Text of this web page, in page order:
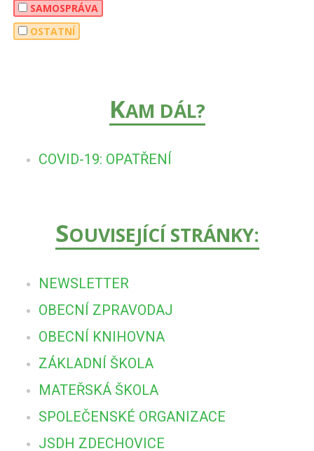
SAMOSPRÁVA
OSTATNÍ
KAM DÁL?
COVID-19: OPATŘENÍ
SOUVISEJÍCÍ STRÁNKY:
NEWSLETTER
OBECNÍ ZPRAVODAJ
OBECNÍ KNIHOVNA
ZÁKLADNÍ ŠKOLA
MATEŘSKÁ ŠKOLA
SPOLEČENSKÉ ORGANIZACE
JSDH ZDECHOVICE